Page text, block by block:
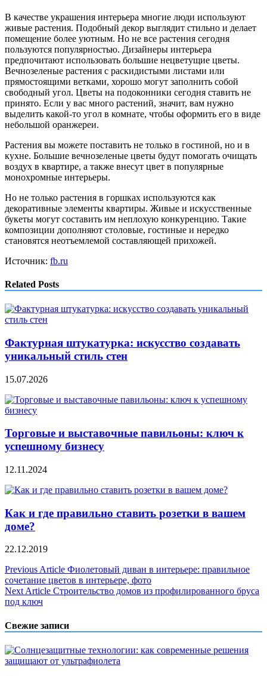
В качестве украшения интерьера многие люди используют
живые растения. Подобный декор выглядит стильно и делает
помещение более уютным. Но не все растения сегодня
пользуются популярностью. Дизайнеры интерьера
предпочитают использовать большие нецветущие цветы.
Вечнозеленые растения с раскидистыми листами или
прямостоящими ветками, хорошо могут заполнить собой
свободный угол. Цветы на подоконники сегодня ставить не
принято. Если у вас много растений, значит, вам нужно
выделить какой-то угол в комнате, чтобы оформить его в виде
небольшой оранжереи.
Растения вы можете поставить не только в гостиной, но и в
кухне. Большие вечнозеленые цветы будут помогать очищать
воздух в квартире, а также внесут цвет в популярные
монохромные интерьеры.
Но не только растения в горшках используются как
декоративные элементы квартиры. Живые и искусственные
букеты могут составить им неплохую конкуренцию. Такие
композиции дополняют столовые, гостиные и нередко
становятся неотъемлемой составляющей прихожей.
Источник: fb.ru
Related Posts
Фактурная штукатурка: искусство создавать
уникальный стиль стен
15.07.2026
Торговые и выставочные павильоны: ключ к
успешному бизнесу
12.11.2024
Как и где правильно ставить розетки в вашем
доме?
22.12.2019
Навигация
по
записям
Previous Article Фиолетовый диван в интерьере: правильное
сочетание цветов в интерьере, фото
Next Article Строительство домов из профилированного бруса
под ключ
Свежие записи